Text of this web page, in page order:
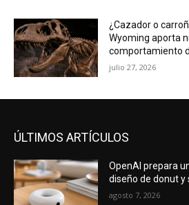
¿Cazador o
Wyoming aporta
comportamiento
julio 27, 2026
ÚLTIMOS ARTÍCULOS
OpenAI prepara
diseño de donut
agosto 7, 2026